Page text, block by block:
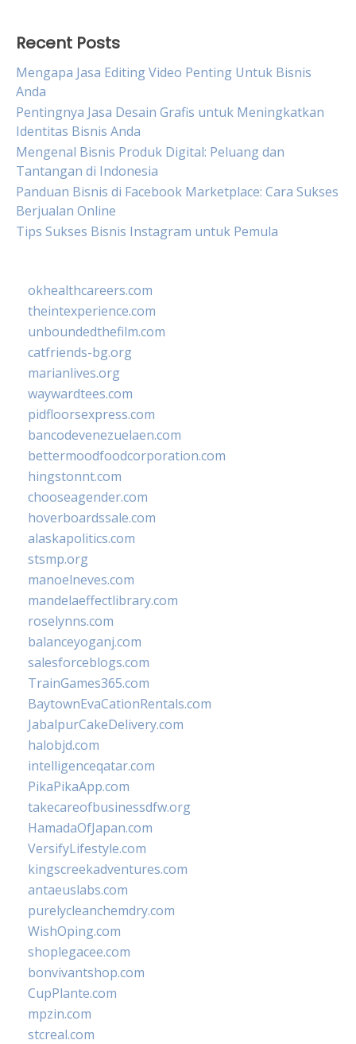
Recent Posts
Mengapa Jasa Editing Video Penting Untuk Bisnis
Anda
Pentingnya Jasa Desain Grafis untuk Meningkatkan
Identitas Bisnis Anda
Mengenal Bisnis Produk Digital: Peluang dan
Tantangan di Indonesia
Panduan Bisnis di Facebook Marketplace: Cara Sukses
Berjualan Online
Tips Sukses Bisnis Instagram untuk Pemula
okhealthcareers.com
theintexperience.com
unboundedthefilm.com
catfriends-bg.org
marianlives.org
waywardtees.com
pidfloorsexpress.com
bancodevenezuelaen.com
bettermoodfoodcorporation.com
hingstonnt.com
chooseagender.com
hoverboardssale.com
alaskapolitics.com
stsmp.org
manoelneves.com
mandelaeffectlibrary.com
roselynns.com
balanceyoganj.com
salesforceblogs.com
TrainGames365.com
BaytownEvaCationRentals.com
JabalpurCakeDelivery.com
halobjd.com
intelligenceqatar.com
PikaPikaApp.com
takecareofbusinessdfw.org
HamadaOfJapan.com
VersifyLifestyle.com
kingscreekadventures.com
antaeuslabs.com
purelycleanchemdry.com
WishOping.com
shoplegacee.com
bonvivantshop.com
CupPlante.com
mpzin.com
stcreal.com